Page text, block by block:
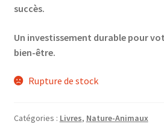
succès.
Un investissement durable pour
bien-être.
Rupture de stock
Catégories : Livres, Nature-Animaux